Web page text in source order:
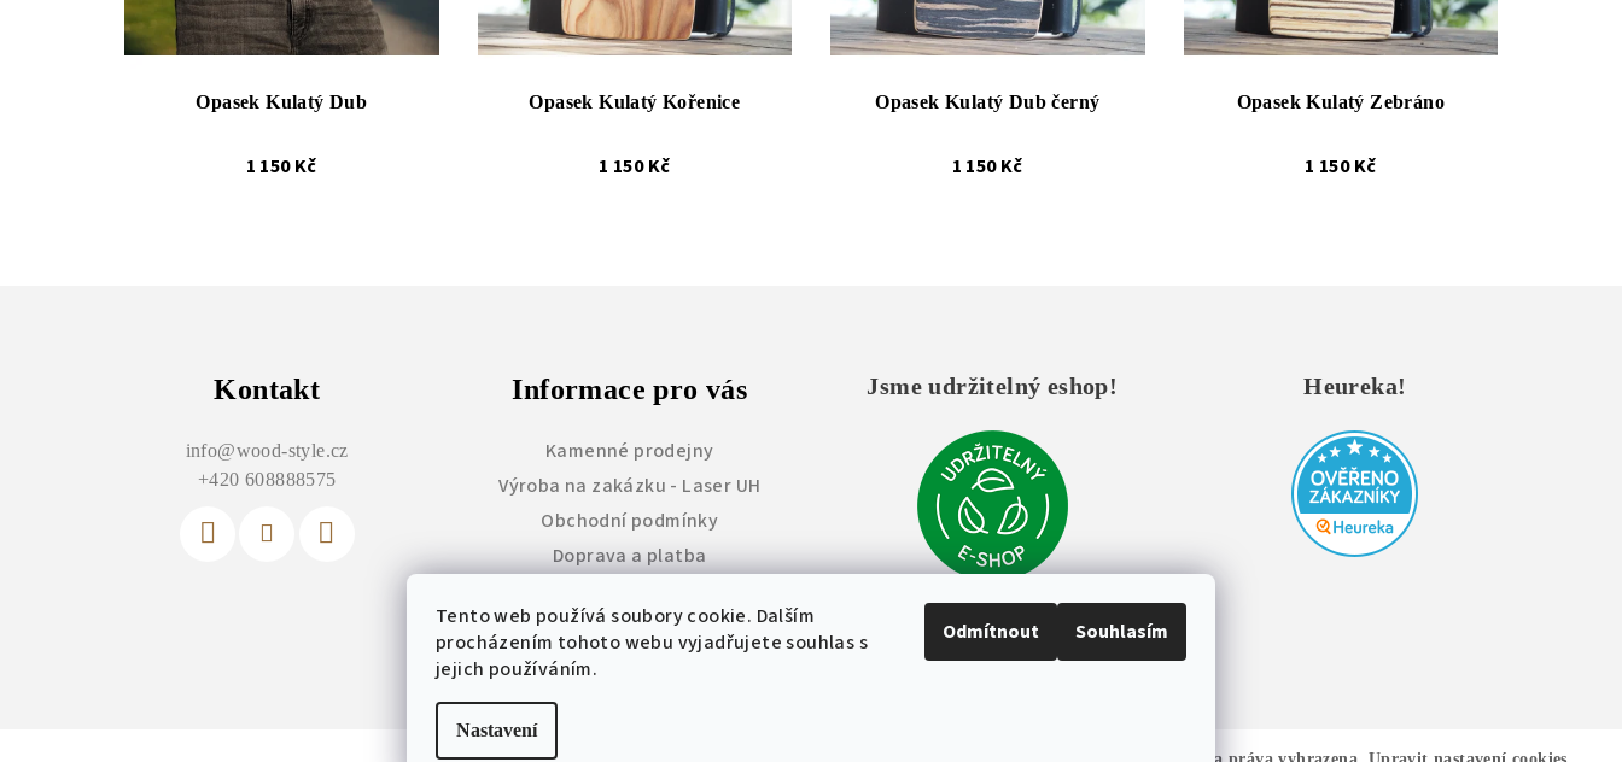
Tento web používá soubory cookie. Dalším
procházením tohoto webu vyjadřujete souhlas s
jejich používáním.
Nastavení
Odmítnout Souhlasím
Opasek Kulatý Dub
1 150 Kč
Opasek Kulatý Kořenice
1 150 Kč
Opasek Kulatý Dub černý
1 150 Kč
Opasek Kulatý Zebráno
1 150 Kč
Kontakt
info@wood-style.cz
+420 608888575
Informace pro vás
Kamenné prodejny
Výroba na zakázku - Laser UH
Obchodní podmínky
Doprava a platba
Výměna a úprava výrobků
Reklamace
Jsme udržitelný eshop! Heureka!